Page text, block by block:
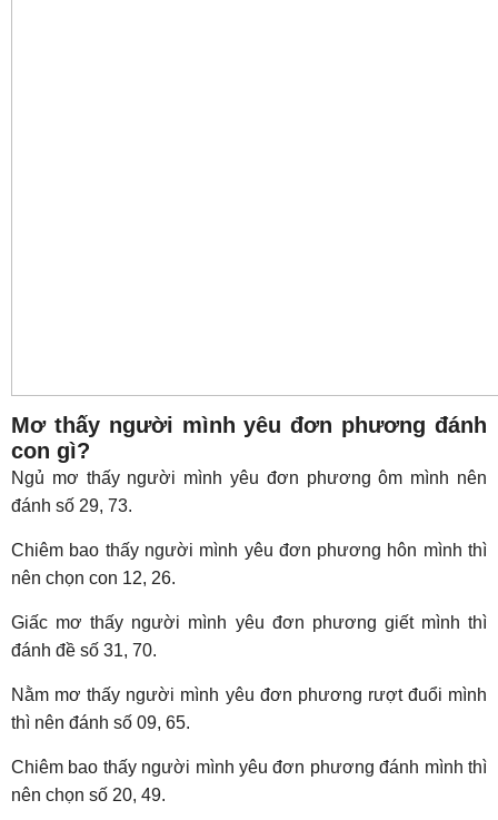
Mơ thấy người mình yêu đơn phương đánh
con gì?
Ngủ mơ thấy người mình yêu đơn phương ôm mình nên
đánh số 29, 73.
Chiêm bao thấy người mình yêu đơn phương hôn mình thì
nên chọn con 12, 26.
Giấc mơ thấy người mình yêu đơn phương giết mình thì
đánh đề số 31, 70.
Nằm mơ thấy người mình yêu đơn phương rượt đuổi mình
thì nên đánh số 09, 65.
Chiêm bao thấy người mình yêu đơn phương đánh mình thì
nên chọn số 20, 49.